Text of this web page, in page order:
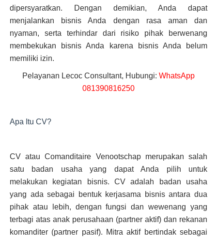
dipersyaratkan. Dengan demikian, Anda dapat
menjalankan bisnis Anda dengan rasa aman dan
nyaman, serta terhindar dari risiko pihak berwenang
membekukan bisnis Anda karena bisnis Anda belum
memiliki izin.
Pelayanan Lecoc Consultant, Hubungi: WhatsApp
081390816250
Apa Itu CV?
CV atau Comanditaire Venootschap merupakan salah
satu badan usaha yang dapat Anda pilih untuk
melakukan kegiatan bisnis. CV adalah badan usaha
yang ada sebagai bentuk kerjasama bisnis antara dua
pihak atau lebih, dengan fungsi dan wewenang yang
terbagi atas anak perusahaan (partner aktif) dan rekanan
komanditer (partner pasif). Mitra aktif bertindak sebagai